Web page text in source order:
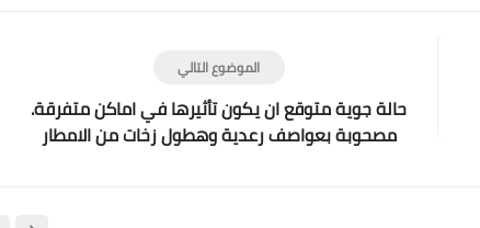
الموضوع التالي
حالة جوية متوقع ان يكون تأثيرها في اماكن متفرقة.
مصحوبة بعواصف رعدية وهطول زخات من الامطار